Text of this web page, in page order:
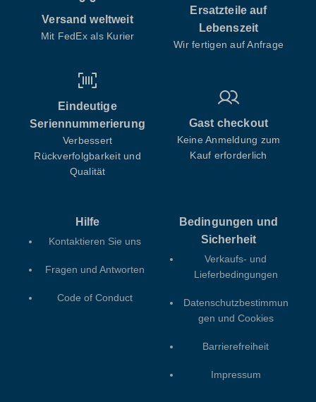
Versand weltweit
Mit FedEx als Kurier
Ersatzteile auf
Lebenszeit
Wir fertigen auf Anfrage
Eindeutige
Seriennummerierung
Verbessert
Rückverfolgbarkeit und
Qualität
Gast checkout
Keine Anmeldung zum
Kauf erforderlich
Hilfe
Kontaktieren Sie uns
Fragen und Antworten
Code of Conduct
Bedingungen und
Sicherheit
Verkaufs- und
Lieferbedingungen
Datenschutzbestimmun
gen und Cookies
Barrierefreiheit
Impressum